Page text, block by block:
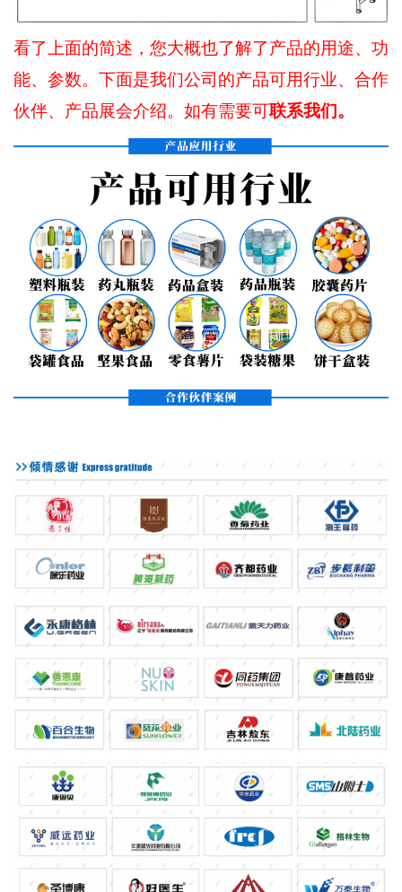
看了上面的简述，您大概也了解了产品的用途、功
能、参数。下面是我们公司的产品可用行业、合作
伙伴、产品展会介绍。如有需要可联系我们。